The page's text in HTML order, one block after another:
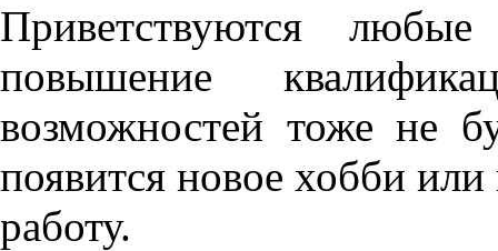
Приветствуются
повышение
возможностей тоже не
появится новое хобби
работу.